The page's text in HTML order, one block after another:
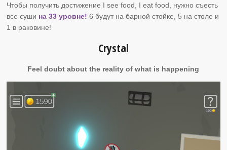
Чтобы получить достижение I see food, I eat food, нужно съесть
все суши на 33 уровне! 6 будут на барной стойке, 5 на столе и
1 в раковине!
Crystal
Feel doubt about the reality of what is happening